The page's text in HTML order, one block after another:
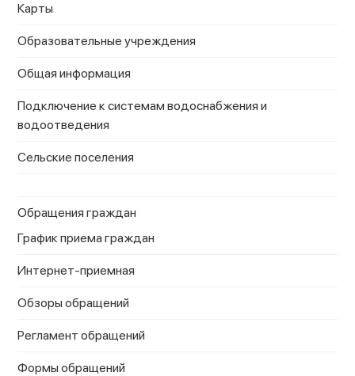
Карты
Образовательные учреждения
Общая информация
Подключение к системам водоснабжения и
водоотведения
Сельские поселения
Обращения граждан
График приема граждан
Интернет-приемная
Обзоры обращений
Регламент обращений
Формы обращений